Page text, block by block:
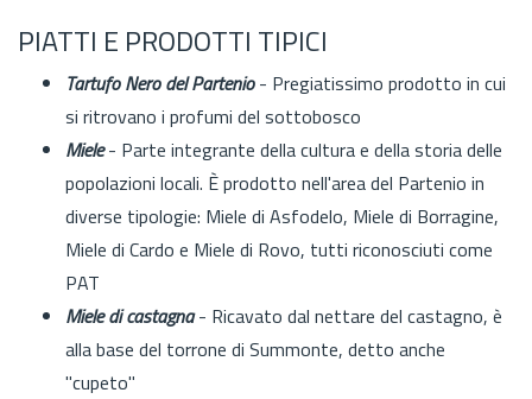
PIATTI E PRODOTTI TIPICI
Tartufo Nero del Partenio- Pregiatissimo prodotto in cui
si ritrovano i profumi del sottobosco
Miele- Parte integrante della cultura e della storia delle
popolazioni locali. È prodotto nell'area del Partenio in
diverse tipologie: Miele di Asfodelo, Miele di Borragine,
Miele di Cardo e Miele di Rovo, tutti riconosciuti come
PAT
Miele di castagna- Ricavato dal nettare del castagno, è
alla base del torrone di Summonte, detto anche
"cupeto"